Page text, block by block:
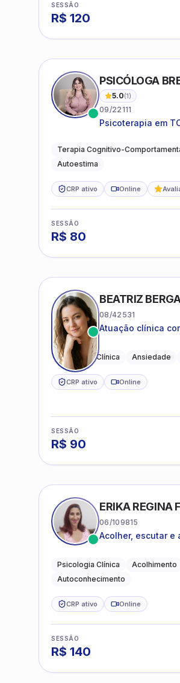
SESSÃO
R$ 120
PSICÓLOGA
5.0(1)
09/22111
Psicoterapia em
práticas para o
Terapia Cognitivo-
Autoestima
CRP ativo Online
SESSÃO
R$ 80
BEATRIZ
08/42531
Atuação clínica
e transições de
Psicologia Clínica Ansiedade
CRP ativo Online
SESSÃO
R$ 90
ERIKA REGINA
06/109815
Acolher, escutar e
Psicologia Clínica
Acolhimento
Autoconhecimento
CRP ativo Online
SESSÃO
R$ 140